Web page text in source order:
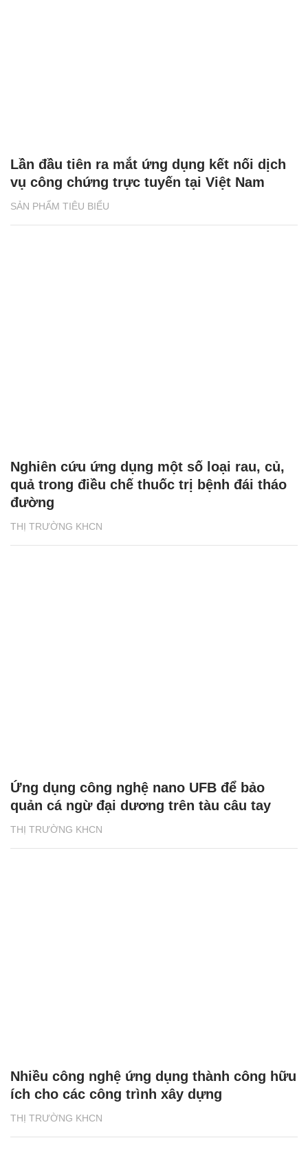
SẢN PHẨM TIÊU BIỂU
Lần đầu tiên ra mắt ứng dụng kết nối dịch
vụ công chứng trực tuyến tại Việt Nam
THỊ TRƯỜNG KHCN
Nghiên cứu ứng dụng một số loại rau, củ,
quả trong điều chế thuốc trị bệnh đái tháo
đường
THỊ TRƯỜNG KHCN
Ứng dụng công nghệ nano UFB để bảo
quản cá ngừ đại dương trên tàu câu tay
THỊ TRƯỜNG KHCN
Nhiều công nghệ ứng dụng thành công hữu
ích cho các công trình xây dựng